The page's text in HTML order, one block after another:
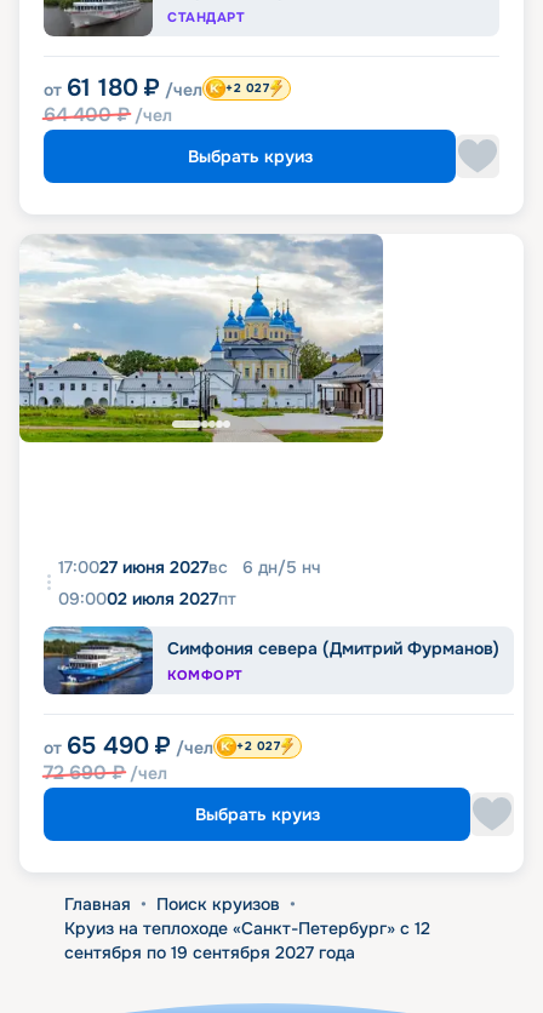
СТАНДАРТ
от 61 180 ₽ /чел
64 400₽ /чел
+2 027
Выбрать круиз
17:0027 июня 2027вс 6 дн/5 нч
09:0002 июля 2027пт
Симфония севера (Дмитрий Фурманов)
КОМФОРТ
от 65 490 ₽ /чел
72 690₽ /чел
+2 027
Выбрать круиз
Главная • Поиск круизов •
Круиз на теплоходе «Санкт-Петербург» с 12
сентября по 19 сентября 2027 года